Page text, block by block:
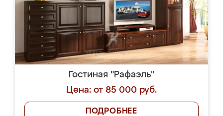
Гостиная "Рафаэль"
Цена: от 85 000 руб.
ПОДРОБНЕЕ